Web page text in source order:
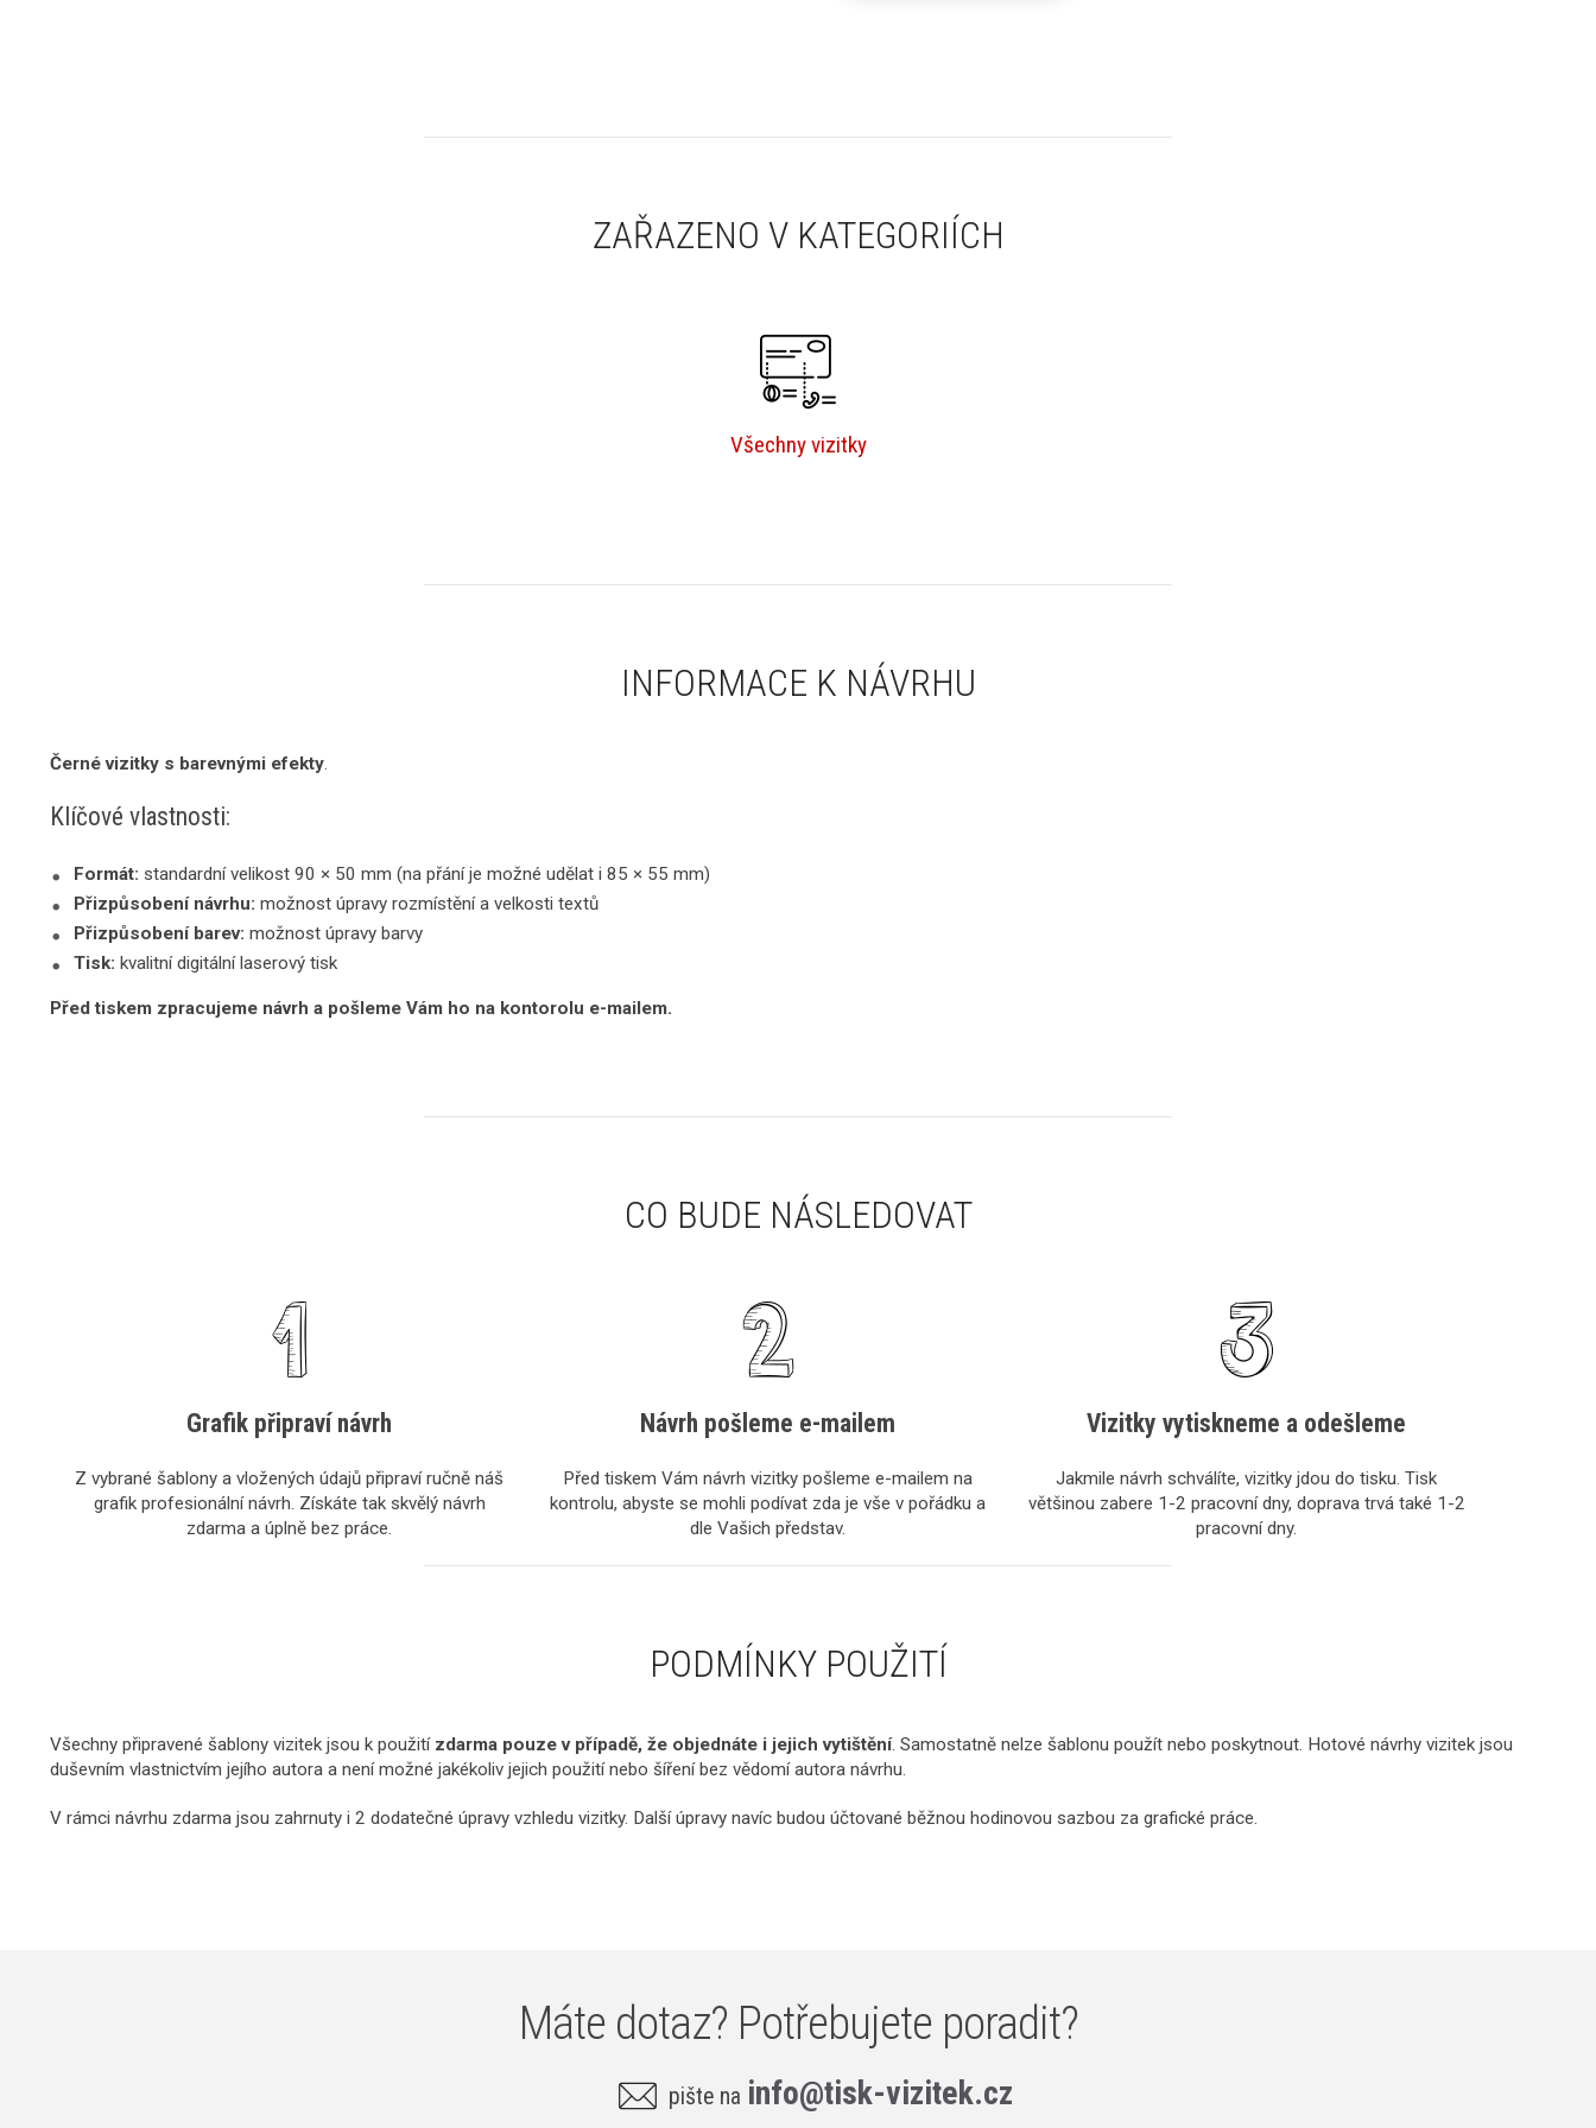
ZAŘAZENO V KATEGORIÍCH
Všechny vizitky
INFORMACE K NÁVRHU
Černé vizitky s barevnými efekty.
Klíčové vlastnosti:
Formát: standardní velikost 90 × 50 mm (na přání je možné udělat i 85 × 55 mm)
Přizpůsobení návrhu: možnost úpravy rozmístění a velkosti textů
Přizpůsobení barev: možnost úpravy barvy
Tisk: kvalitní digitální laserový tisk
Před tiskem zpracujeme návrh a pošleme Vám ho na kontorolu e-mailem.
CO BUDE NÁSLEDOVAT
Grafik připraví návrh
Z vybrané šablony a vložených údajů připraví ručně náš
grafik profesionální návrh. Získáte tak skvělý návrh
zdarma a úplně bez práce.
Návrh pošleme e-mailem
Před tiskem Vám návrh vizitky pošleme e-mailem na
kontrolu, abyste se mohli podívat zda je vše v pořádku a
dle Vašich představ.
Vizitky vytiskneme a odešleme
Jakmile návrh schválíte, vizitky jdou do tisku. Tisk
většinou zabere 1-2 pracovní dny, doprava trvá také 1-2
pracovní dny.
PODMÍNKY POUŽITÍ
Všechny připravené šablony vizitek jsou k použití zdarma pouze v případě, že objednáte i jejich vytištění. Samostatně nelze šablonu použít nebo poskytnout. Hotové návrhy vizitek jsou
duševním vlastnictvím jejího autora a není možné jakékoliv jejich použití nebo šíření bez vědomí autora návrhu.
V rámci návrhu zdarma jsou zahrnuty i 2 dodatečné úpravy vzhledu vizitky. Další úpravy navíc budou účtované běžnou hodinovou sazbou za grafické práce.
Máte dotaz? Potřebujete poradit?
pište na info@tisk-vizitek.cz